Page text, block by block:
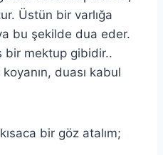
Üstün bir varlığa
bu şekilde dua eder.
bir mektup gibidir..
duası kabul
bir göz atalım;